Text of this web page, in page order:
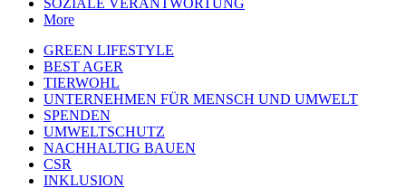
SOZIALE VERANTWORTUNG
More
GREEN LIFESTYLE
BEST AGER
TIERWOHL
UNTERNEHMEN FÜR MENSCH UND UMWELT
SPENDEN
UMWELTSCHUTZ
NACHHALTIG BAUEN
CSR
INKLUSION